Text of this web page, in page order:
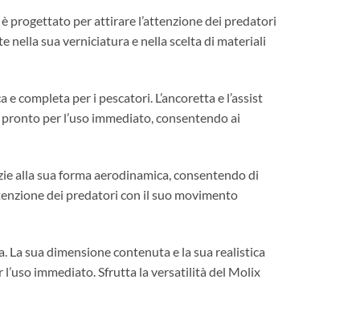
progettato per attirare l’attenzione dei predatori
nella sua verniciatura e nella scelta di materiali
completa per i pescatori. L’ancoretta e l’assist
per l’uso immediato, consentendo ai
alla sua forma aerodinamica, consentendo di
dei predatori con il suo movimento
sua dimensione contenuta e la sua realistica
immediato. Sfrutta la versatilità del Molix